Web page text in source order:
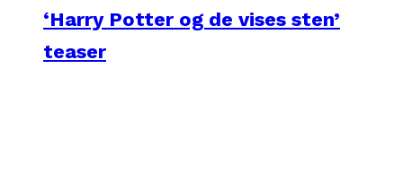
‘Harry Potter og de vises sten’
teaser